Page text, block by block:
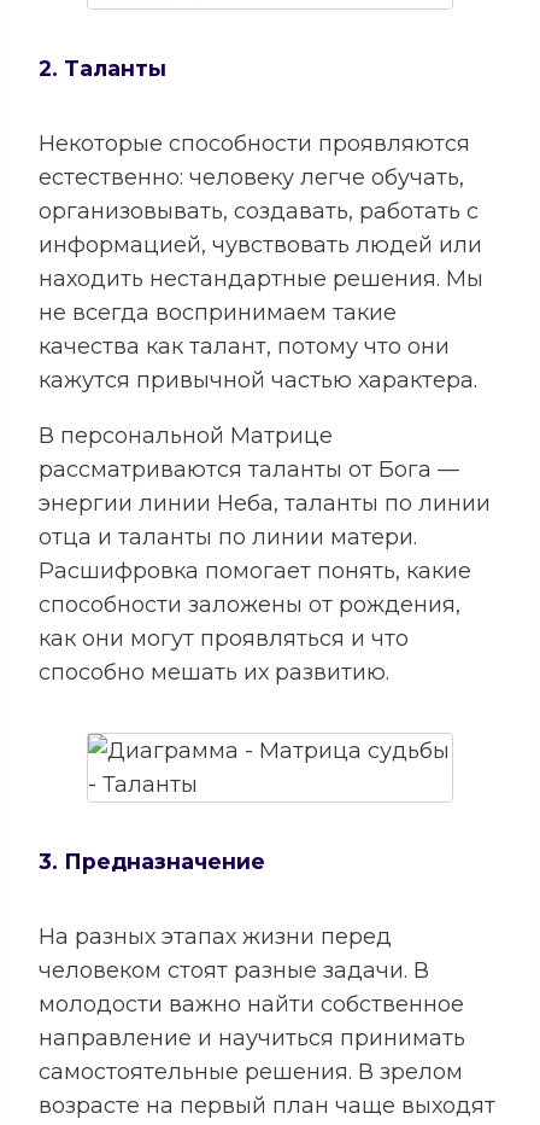
2. Таланты
Некоторые способности проявляются
естественно: человеку легче обучать,
организовывать, создавать, работать с
информацией, чувствовать людей или
находить нестандартные решения. Мы
не всегда воспринимаем такие
качества как талант, потому что они
кажутся привычной частью характера.
В персональной Матрице
рассматриваются таланты от Бога —
энергии линии Неба, таланты по линии
отца и таланты по линии матери.
Расшифровка помогает понять, какие
способности заложены от рождения,
как они могут проявляться и что
способно мешать их развитию.
3. Предназначение
На разных этапах жизни перед
человеком стоят разные задачи. В
молодости важно найти собственное
направление и научиться принимать
самостоятельные решения. В зрелом
возрасте на первый план чаще выходят